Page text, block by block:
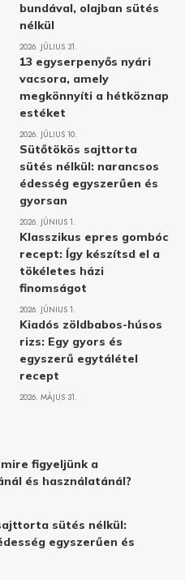
bundával, olajban sütés
nélkül
2026. JÚLIUS 31.
13 egyserpenyős nyári
vacsora, amely
megkönnyíti a hétköznap
estéket
2026. JÚLIUS 10.
Sütőtökös sajttorta
sütés nélkül: narancsos
édesség egyszerűen és
gyorsan
2026. JÚNIUS 1.
Klasszikus epres gombóc
recept: Így készítsd el a
tökéletes házi
finomságot
2026. JÚNIUS 1.
Kiadós zöldbabos-húsos
rizs: Egy gyors és
egyszerű egytálétel
recept
2026. MÁJUS 31.
figyeljünk a
és használatánál?
sütés nélkül:
egyszerűen és